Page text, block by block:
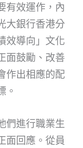
有效運作，內
大銀行香港分
效導向」文化
面鼓勵、改善
作出相應的配
。
們進行職業生
面回應。從員